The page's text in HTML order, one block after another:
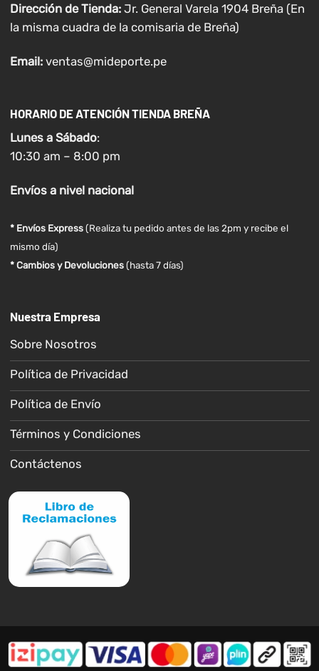
Dirección de Tienda: Jr. General Varela 1904 Breña (En
la misma cuadra de la comisaria de Breña)
Email: ventas@mideporte.pe
HORARIO DE ATENCIÓN TIENDA BREÑA
Lunes a Sábado:
10:30 am – 8:00 pm
Envíosa nivel nacional
* Envíos Express(Realiza tu pedido antes de las 2pm y recibe el
mismo día)
* Cambios y Devoluciones (hasta 7 días)
Nuestra Empresa
Sobre Nosotros
Política de Privacidad
Política de Envío
Términos y Condiciones
Contáctenos